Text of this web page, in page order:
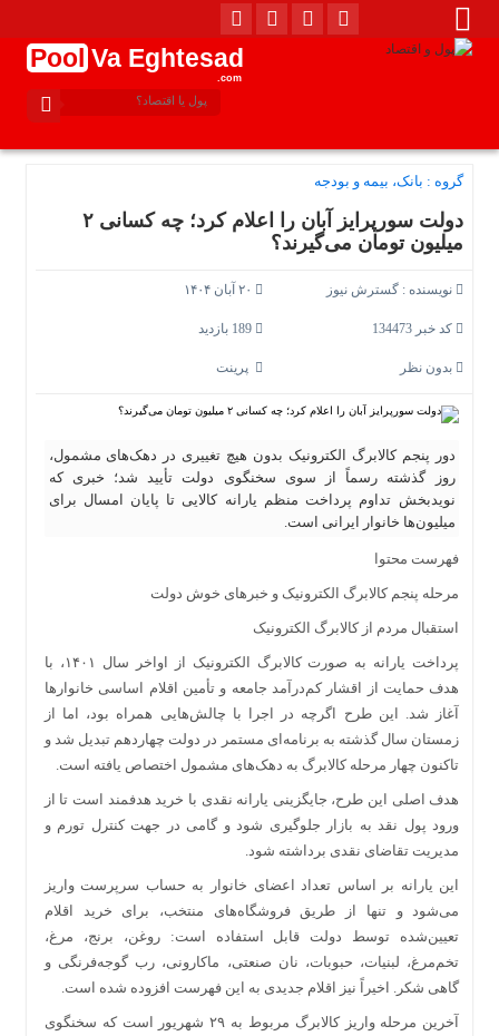
Pool Va Eghtesad
.com
گروه : بانک، بیمه و بودجه
دولت سورپرایز آبان را اعلام کرد؛ چه کسانی ۲
میلیون تومان می‌گیرند؟
نویسنده : گسترش نیوز
کد خبر 134473 189 بازدید
بدون نظر پرینت
دور پنجم کالابرگ الکترونیک بدون هیچ تغییری در دهک‌های مشمول،
روز گذشته رسماً از سوی سخنگوی دولت تأیید شد؛ خبری که
نویدبخش تداوم پرداخت منظم یارانه کالایی تا پایان امسال برای
میلیون‌ها خانوار ایرانی است.
فهرست محتوا
مرحله پنجم کالابرگ الکترونیک و خبرهای خوش دولت
استقبال مردم از کالابرگ الکترونیک
پرداخت یارانه به صورت کالابرگ الکترونیک از اواخر سال ۱۴۰۱، با
هدف حمایت از اقشار کم‌درآمد جامعه و تأمین اقلام اساسی خانوارها
آغاز شد. این طرح اگرچه در اجرا با چالش‌هایی همراه بود، اما از
زمستان سال گذشته به برنامه‌ای مستمر در دولت چهاردهم تبدیل شد و
تاکنون چهار مرحله کالابرگ به دهک‌های مشمول اختصاص یافته است.
هدف اصلی این طرح، جایگزینی یارانه نقدی با خرید هدفمند است تا از
ورود پول نقد به بازار جلوگیری شود و گامی در جهت کنترل تورم و
مدیریت تقاضای نقدی برداشته شود.
این یارانه بر اساس تعداد اعضای خانوار به حساب سرپرست واریز
می‌شود و تنها از طریق فروشگاه‌های منتخب، برای خرید اقلام
تعیین‌شده توسط دولت قابل استفاده است: روغن، برنج، مرغ،
تخم‌مرغ، لبنیات، حبوبات، نان صنعتی، ماکارونی، رب گوجه‌فرنگی و
گاهی شکر. اخیراً نیز اقلام جدیدی به این فهرست افزوده شده است.
آخرین مرحله واریز کالابرگ مربوط به ۲۹ شهریور است که سخنگوی